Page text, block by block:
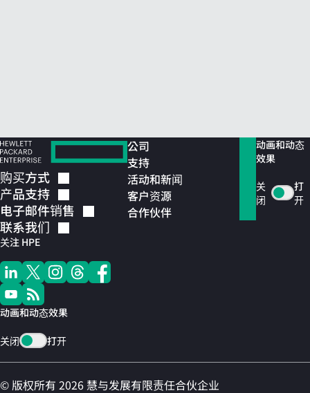
购买方式
产品支持
电子邮件销售
联系我们
关注 HPE
动画和动态效果
关闭 打开
公司
支持
活动和新闻
客户资源
合作伙伴
动画和动态
效果
关
闭
打
开
© 版权所有 2026 慧与发展有限责任合伙企业